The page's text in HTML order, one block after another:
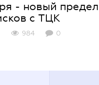
- новый
c ТЦК
984 0